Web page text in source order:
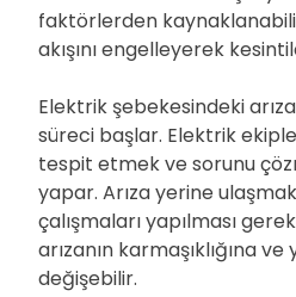
faktörlerden
akışını engelleyerek
Elektrik şebekesindeki
süreci başlar. Elektrik
tespit etmek ve sorunu
yapar. Arıza yerine
çalışmaları yapılması
arızanın karmaşıklığına
değişebilir.